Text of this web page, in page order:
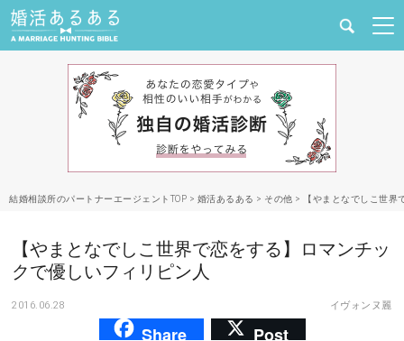
婚活と結婚
合コン・街コン
マッチングアプリ
結婚相談所のパートナーエージェントTOP > 婚活あるある > その他 > 【やまとなでしこ世
【やまとなでしこ世界で恋をする】ロマンチッ
クで優しいフィリピン人
2016.06.28 イヴォンヌ麗
Share Post